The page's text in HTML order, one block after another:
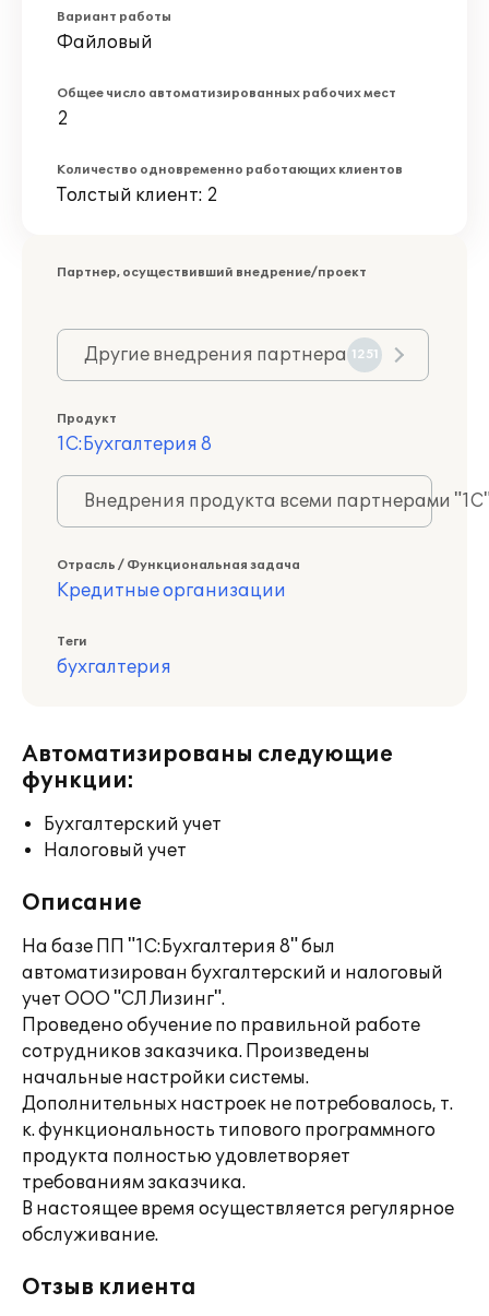
Вариант работы
Файловый
Общее число автоматизированных рабочих мест
2
Количество одновременно работающих клиентов
Толстый клиент: 2
Партнер, осуществивший внедрение/проект
Другие внедрения партнера 1251
Продукт
1С:Бухгалтерия 8
Внедрения продукта всеми партнерами
Отрасль / Функциональная задача
Кредитные организации
Теги
бухгалтерия
Автоматизированы следующие
функции:
Бухгалтерский учет
Налоговый учет
Описание
На базе ПП "1С:Бухгалтерия 8" был
автоматизирован бухгалтерский и налоговый
учет ООО "СЛ Лизинг".
Проведено обучение по правильной работе
сотрудников заказчика. Произведены
начальные настройки системы.
Дополнительных настроек не потребовалось, т.
к. функциональность типового программного
продукта полностью удовлетворяет
требованиям заказчика.
В настоящее время осуществляется регулярное
обслуживание.
Отзыв клиента